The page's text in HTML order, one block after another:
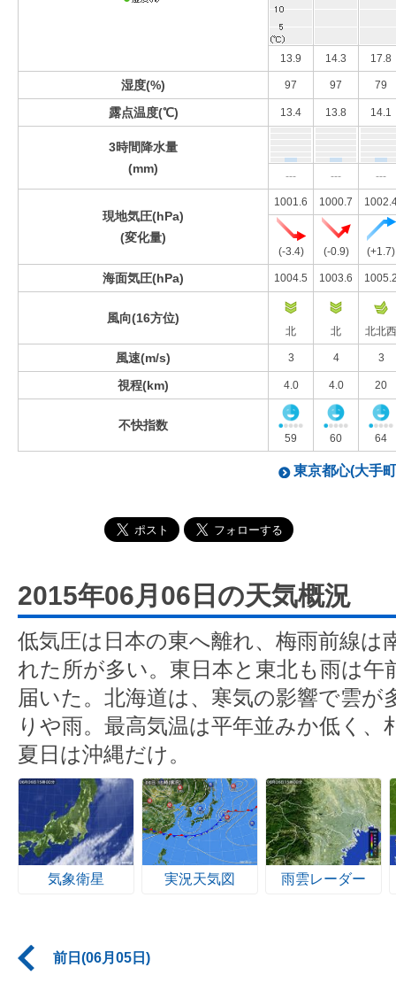
13.9 14.3 17.8
湿度(%) 97 97 79
露点温度(℃) 13.4 13.8 14.1
3時間降水量
(mm)
--- --- ---
現地気圧(hPa)
(変化量)
1001.6 1000.7
(-3.4) (-0.9) (+1.7)
海面気圧(hPa) 1004.5 1003.6
風向(16方位)
北 北 北北西
風速(m/s) 3 4 3
視程(km) 4.0 4.0 20
不快指数
59 60 64
東京都心(大手
2015年06月06日の天気概況
低気圧は日本の東へ離れ、梅雨前線は
れた所が多い。東日本と東北も雨は午
届いた。北海道は、寒気の影響で雲が
りや雨。最高気温は平年並みか低く、
夏日は沖縄だけ。
気象衛星 実況天気図 雨雲レーダー
前日(06月05日)